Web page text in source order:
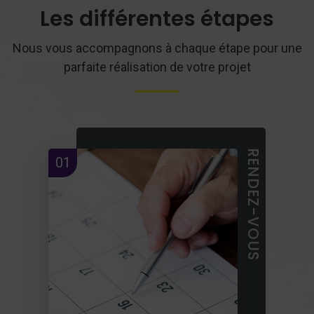
Les différentes étapes
Nous vous accompagnons à chaque étape pour une
parfaite réalisation de votre projet
RENDEZ-VOUS
01